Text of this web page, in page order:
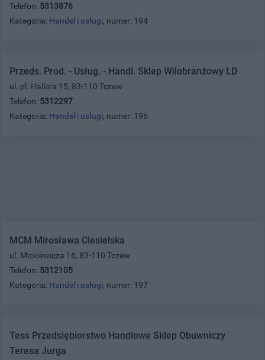
Telefon: 5313876
Kategoria: Handel i usługi, numer: 194
Przeds. Prod. - Usług. - Handl. Sklep Wilobranżowy LD
ul. pl. Hallera 15, 83-110 Tczew
Telefon: 5312297
Kategoria: Handel i usługi, numer: 196
MCM Mirosława Ciesielska
ul. Mickiewicza 16, 83-110 Tczew
Telefon: 5312105
Kategoria: Handel i usługi, numer: 197
Tess Przedsiębiorstwo Handlowe Sklep Obuwniczy
Teresa Jurga